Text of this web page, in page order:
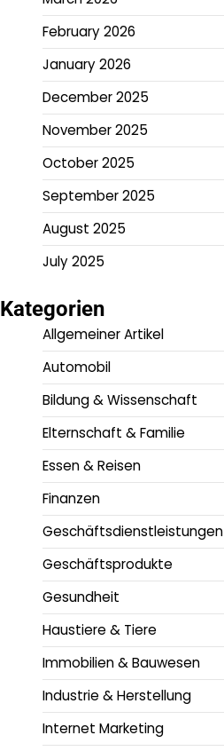
February 2026
January 2026
December 2025
November 2025
October 2025
September 2025
August 2025
July 2025
Kategorien
Allgemeiner Artikel
Automobil
Bildung & Wissenschaft
Elternschaft & Familie
Essen & Reisen
Finanzen
Geschäftsdienstleistungen
Geschäftsprodukte
Gesundheit
Haustiere & Tiere
Immobilien & Bauwesen
Industrie & Herstellung
Internet Marketing